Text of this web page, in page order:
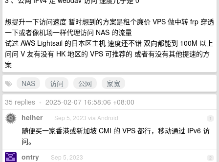
想提升一下访问速度 暂时想到的方案是租个廉价 VPS 做中转 frp 穿透
一下或者像机场一样代理访问 NAS 的流量
试过 AWS Lightsail 的日本区主机 速度还不错 双向都能到 100M 以上
问问 V 友有没有 HK 地区的 VPS 可推荐的 或者有没有其他提速的方
案
NAS
访问 公网
家宽
35 replies • 2025-02-07 16:58:06 +08:00
1
heiher Sep 5, 2023 via Android
随便买一家香港或新加坡 CMI 的 VPS 都行，移动通过 IPv6 访
问。
2
ontry Sep 5, 2023